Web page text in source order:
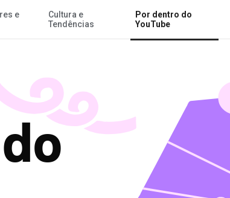
Ir para o Conteúdo Principal
e
Cultura e
Tendências
Por dentro do
YouTube